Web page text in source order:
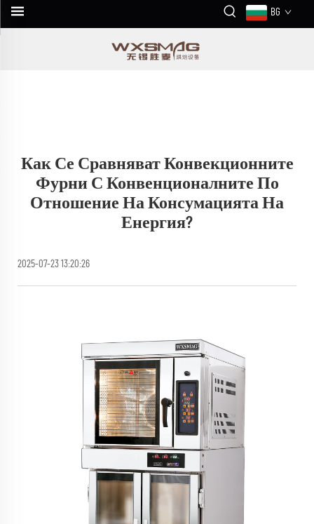
BG
Как Се Сравняват Конвекционните
Фурни С Конвенционалните По
Отношение На Консумацията На
Енергия?
2025-07-23 13:20:26